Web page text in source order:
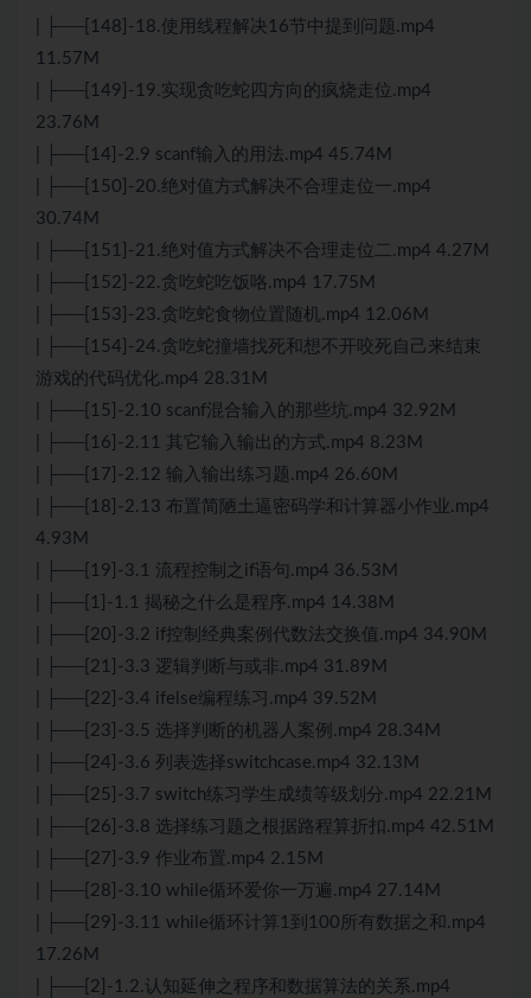
| ├──[148]-18.使用线程解决16节中提到问题.mp4
11.57M
| ├──[149]-19.实现贪吃蛇四方向的疯烧走位.mp4
23.76M
| ├──[14]-2.9 scanf输入的用法.mp4 45.74M
| ├──[150]-20.绝对值方式解决不合理走位一.mp4
30.74M
| ├──[151]-21.绝对值方式解决不合理走位二.mp4 4.27M
| ├──[152]-22.贪吃蛇吃饭咯.mp4 17.75M
| ├──[153]-23.贪吃蛇食物位置随机.mp4 12.06M
| ├──[154]-24.贪吃蛇撞墙找死和想不开咬死自己来结束
游戏的代码优化.mp4 28.31M
| ├──[15]-2.10 scanf混合输入的那些坑.mp4 32.92M
| ├──[16]-2.11 其它输入输出的方式.mp4 8.23M
| ├──[17]-2.12 输入输出练习题.mp4 26.60M
| ├──[18]-2.13 布置简陋土逼密码学和计算器小作业.mp4
4.93M
| ├──[19]-3.1 流程控制之if语句.mp4 36.53M
| ├──[1]-1.1 揭秘之什么是程序.mp4 14.38M
| ├──[20]-3.2 if控制经典案例代数法交换值.mp4 34.90M
| ├──[21]-3.3 逻辑判断与或非.mp4 31.89M
| ├──[22]-3.4 ifelse编程练习.mp4 39.52M
| ├──[23]-3.5 选择判断的机器人案例.mp4 28.34M
| ├──[24]-3.6 列表选择switchcase.mp4 32.13M
| ├──[25]-3.7 switch练习学生成绩等级划分.mp4 22.21M
| ├──[26]-3.8 选择练习题之根据路程算折扣.mp4 42.51M
| ├──[27]-3.9 作业布置.mp4 2.15M
| ├──[28]-3.10 while循环爱你一万遍.mp4 27.14M
| ├──[29]-3.11 while循环计算1到100所有数据之和.mp4
17.26M
| ├──[2]-1.2.认知延伸之程序和数据算法的关系.mp4